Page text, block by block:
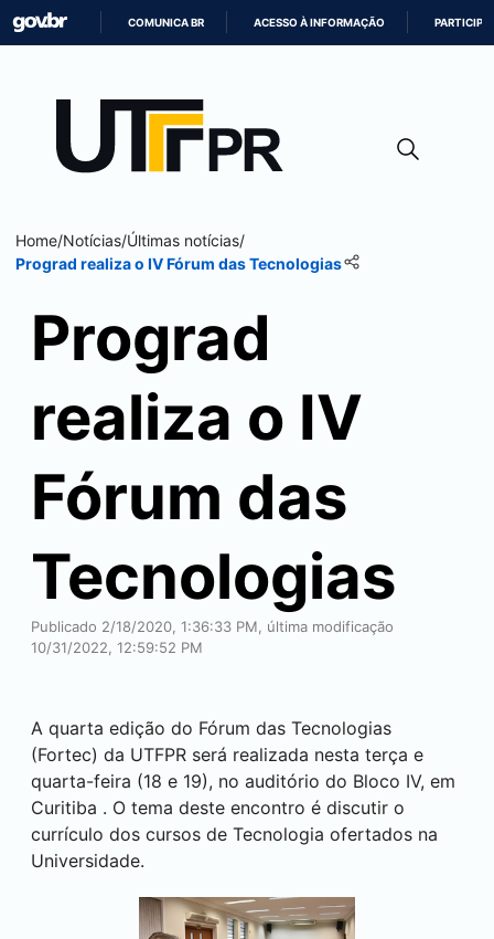
CONTEÚDO
COMUNICA BR ACESSO À INFORMAÇÃO PARTICIPE
Home/Notícias/Últimas notícias/
Prograd realiza o IV Fórum das Tecnologias
Prograd
realiza o IV
Fórum das
Tecnologias
Publicado 2/18/2020, 1:36:33 PM, última modificação
10/31/2022, 12:59:52 PM
A quarta edição do Fórum das Tecnologias
(Fortec) da UTFPR será realizada nesta terça e
quarta-feira (18 e 19), no auditório do Bloco IV, em
Curitiba . O tema deste encontro é discutir o
currículo dos cursos de Tecnologia ofertados na
Universidade.